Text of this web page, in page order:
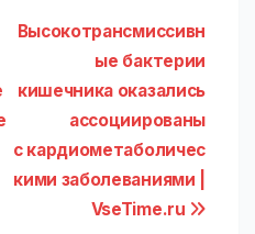
Высокотрансмиссивн
ые бактерии
кишечника оказались
ассоциированы
с кардиометаболичес
кими заболеваниями |
VseTime.ru